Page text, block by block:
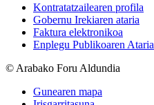
Kontratatzailearen profila
Gobernu Irekiaren ataria
Faktura elektronikoa
Enplegu Publikoaren Ataria
© Arabako Foru Aldundia
Gunearen mapa